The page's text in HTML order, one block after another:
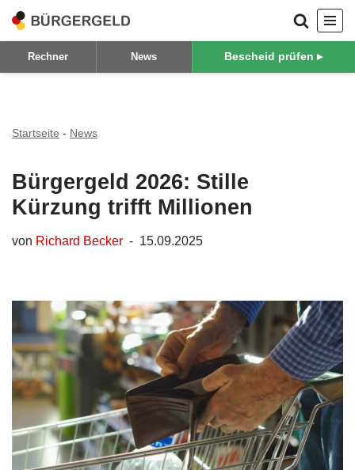
Zum
Inhalt
Rechner News Bescheid prüfen ▸
Startseite - News
Bürgergeld 2026: Stille
Kürzung trifft Millionen
von Richard Becker 15.09.2025